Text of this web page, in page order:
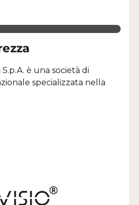
è una società di
specializzata nella